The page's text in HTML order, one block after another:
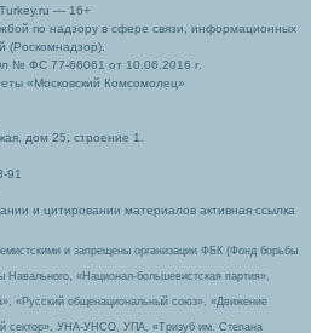
— 16+
по надзору в сфере связи, информационных
(Роскомнадзор).
№ ФС 77-66061 от 10.06.2016 г.
«Московский Комсомолец»
дом 25, строение 1.
91
и цитировании материалов активная ссылка
и запрещены организации ФБК (Фонд борьбы
Навального, «Национал-большевистская партия»,
«Русский общенациональный союз», «Движение
сектор», УНА-УНСО, УПА, «Тризуб им. Степана